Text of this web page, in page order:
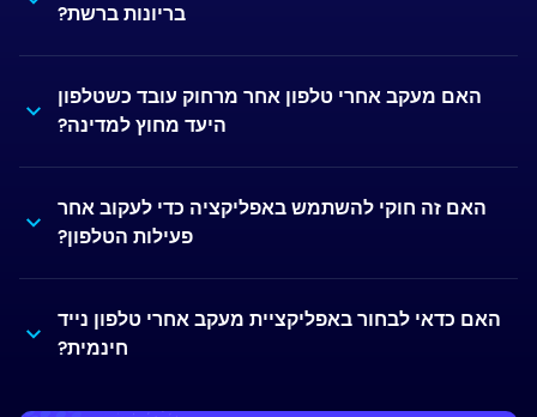
בריונות ברשת?
האם מעקב אחרי טלפון אחר מרחוק עובד כשטלפון
היעד מחוץ למדינה?
האם זה חוקי להשתמש באפליקציה כדי לעקוב אחר
פעילות הטלפון?
האם כדאי לבחור באפליקציית מעקב אחרי טלפון נייד
חינמית?